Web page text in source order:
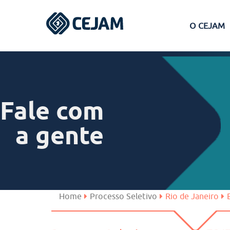
O CEJAM
Ferraz de Vasconcelos
São José dos Campos
Fale com
a gente
Home Processo Seletivo Rio de Janeiro